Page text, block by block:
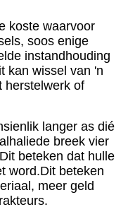
koste waarvoor
soos enige
instandhouding
kan wissel van 'n
herstelwerk of
langer as dié
breek vier
beteken dat hulle
word.Dit beteken
meer geld